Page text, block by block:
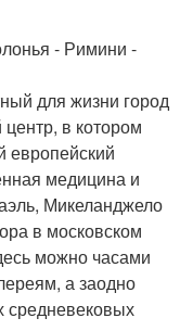
- Римини -
для жизни город
в котором
европейский
медицина и
Микеланджело
в московском
можно часами
а заодно
средневековых